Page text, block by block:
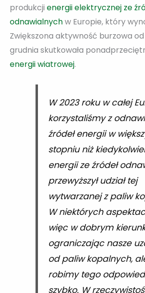
produkcji energii elektrycznej ze
odnawialnychw Europie, który
Zwiększona aktywność burzowa
grudnia skutkowała
energii wiatrowej.
W 2023 roku w całej
korzystaliśmy z
źródeł energii w
stopniu niż
energii ze źródeł
przewyższył udział tej
wytwarzanej z paliw
W niektórych
więc w dobrym
ograniczając nasze
od paliw kopalnych,
robimy tego
szybko. W